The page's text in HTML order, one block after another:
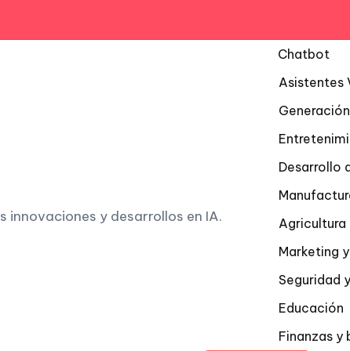
y desarrollos en IA.
Chatbot
Asistentes
Desarrollo
Agricultura
Marketing
Seguridad
Educación
Finanzas y